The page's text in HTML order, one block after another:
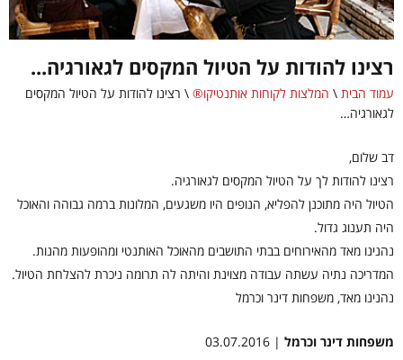
רצינו להודות על הטיול המקסים לגאורגיה...
עמוד הבית \ המלצות לקוחות אותנטיקו® \ רצינו להודות על הטיול המקסים
לגאורגיה…
דב שלום,
רצינו להודות לך על הטיול המקסים לגאורגיה.
הטיול היה מתוכנן להפליא, הנופים היו משגעים, המלונות ברמה גבוהה והאוכל
היה תענוג גדול.
נהנינו מאד מהאירוחים בבתי התושבים מהאוכל האותנטי ומהופעות מהנות.
המדריכה נתיה עשתה עבודה מצוינת והיתה לה תרומה ניכרת להצלחת הטיול.
נהנינו מאד, משפחות דינר וכרמל
משפחות דינר וכרמל | 03.07.2016